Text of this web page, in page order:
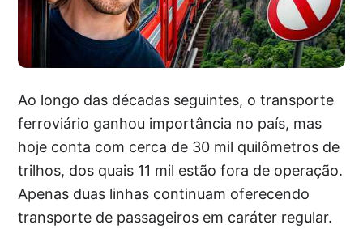
Ao longo das décadas seguintes, o transporte
ferroviário ganhou importância no país, mas
hoje conta com cerca de 30 mil quilômetros de
trilhos, dos quais 11 mil estão fora de operação.
Apenas duas linhas continuam oferecendo
transporte de passageiros em caráter regular.